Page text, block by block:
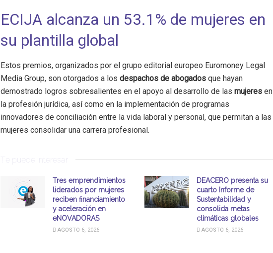
ECIJA alcanza un 53.1% de mujeres en
su plantilla global
Estos premios, organizados por el grupo editorial europeo Euromoney Legal
Media Group, son otorgados a los despachos de abogados que hayan
demostrado logros sobresalientes en el apoyo al desarrollo de las mujeres en
la profesión jurídica, así como en la implementación de programas
innovadores de conciliación entre la vida laboral y personal, que permitan a las
mujeres consolidar una carrera profesional.
Te puede interesar
Tres emprendimientos
liderados por mujeres
reciben financiamiento
y aceleración en
eNOVADORAS
AGOSTO 6, 2026
DEACERO presenta su
cuarto Informe de
Sustentabilidad y
consolida metas
climáticas globales
AGOSTO 6, 2026